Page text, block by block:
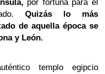
por fortuna para el
Quizás lo más
de aquella época se
y León.
templo egipcio